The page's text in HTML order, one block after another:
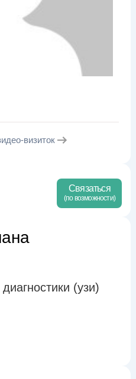
визиток
Связаться
(по возможности)
(узи)